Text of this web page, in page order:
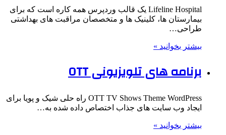
Lifeline Hospital یک قالب وردپرس همه کاره است که برای
بیمارستان ها، کلینیک ها و متخصصان مراقبت های بهداشتی
طراحی…
بیشتر بخوانید »
برنامه های تلویزیونی OTT
OTT TV Shows Theme WordPress راه حلی شیک و پویا برای
ایجاد وب سایت های جذاب اختصاص داده شده به…
بیشتر بخوانید »